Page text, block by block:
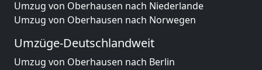
Umzug von Oberhausen nach Niederlande
Umzug von Oberhausen nach Norwegen
Umzüge-Deutschlandweit
Umzug von Oberhausen nach Berlin